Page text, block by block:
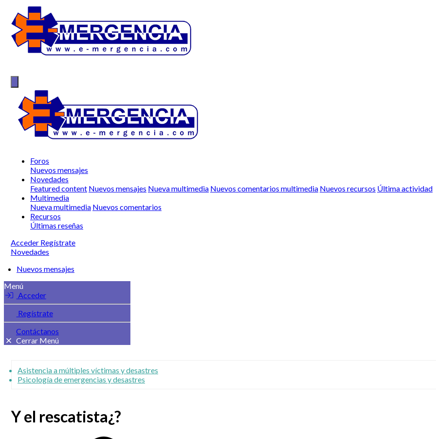
Foros
Nuevos mensajes
Novedades
Featured content Nuevos mensajes Nueva multimedia Nuevos comentarios multimedia Nuevos recursos Última actividad
Multimedia
Nueva multimedia Nuevos comentarios
Recursos
Últimas reseñas
Acceder Regístrate
Novedades
Nuevos mensajes
Menú
Acceder
Regístrate
Contáctanos
Cerrar Menú
Asistencia a múltiples víctimas y desastres
Psicología de emergencias y desastres
Y el rescatista¿?